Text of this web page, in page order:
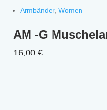
Armbänder,Women
AM -G
16,00€